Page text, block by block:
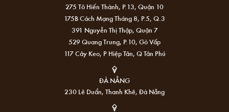
275 Tô Hiến Thành, P.13, Quận 10
175B Cách Mạng Tháng 8, P.5, Q.3
391 Nguyễn Thị Thập, Quận 7
529 Quang Trung, P.10, Gò Vấp
117 Cây Keo, P Hiệp Tân, Q Tân Phú
ĐÀ NẴNG
230 Lê Duẩn, Thanh Khê, Đà Nẵng